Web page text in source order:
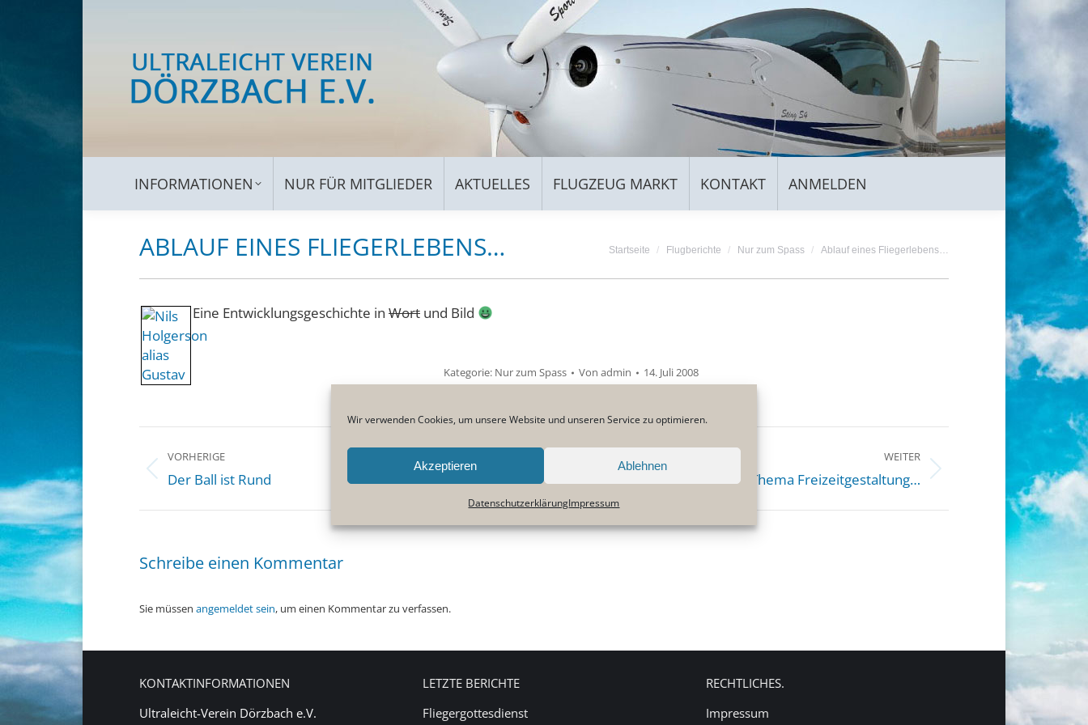
Wir verwenden Cookies, um unsere Website und unseren Service zu optimieren.
Akzeptieren Ablehnen
DatenschutzerklärungImpressum
INFORMATIONEN NUR FÜR MITGLIEDER AKTUELLES FLUGZEUG MARKT KONTAKT ANMELDEN
ABLAUF EINES FLIEGERLEBENS… Du bist hier:
Startseite Flugberichte Nur zum Spass Ablauf eines Fliegerlebens…
Eine Entwicklungsgeschichte in Wort und Bild
Kategorie: Nur zum Spass Von admin 14. Juli 2008
BEITRAGSNAVIGATION
VORHERIGE
Vorheriger
Der Ball ist Rund
WEITER
Nächster
Zum Thema Freizeitgestaltung…
Schreibe einen Kommentar
Sie müssen angemeldet sein, um einen Kommentar zu verfassen.
KONTAKTINFORMATIONEN
Ultraleicht-Verein Dörzbach e.V.
LETZTE BERICHTE
Fliegergottesdienst
RECHTLICHES.
Impressum
NUR FÜR MITGLIEDER AKTUELLES FLUGZEUG MARKT KONTAKT ANMELDEN